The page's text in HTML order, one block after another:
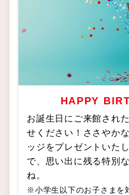
HAPPY
お誕生日にご来館され
せください！ささやか
ッジをプレゼントいた
で、思い出に残る特別
ね。
※小学生以下のお子さまを